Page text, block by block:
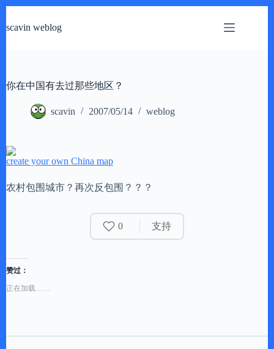
过
scavin weblog
你在中国有去过那些地区？
scavin 2007/05/14 weblog
create your own China map
农村包围城市？再次反包围？？？
0 支持
赞过：
正在加载……